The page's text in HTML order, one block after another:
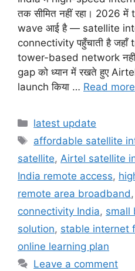
तक सीमित नहीं रहा। 2026
wave आई है — satellite
connectivity पहुँचाती है
tower-based network नहीं
gap को ध्यान में रखते हुए
launch किया … Read more
Categories
latest update
Tags
affordable satellite
satellite, Airtel satellite
India remote access,
remote area broadband ,
connectivity India, small
solution, stable internet
online learning plan
Leave a comment